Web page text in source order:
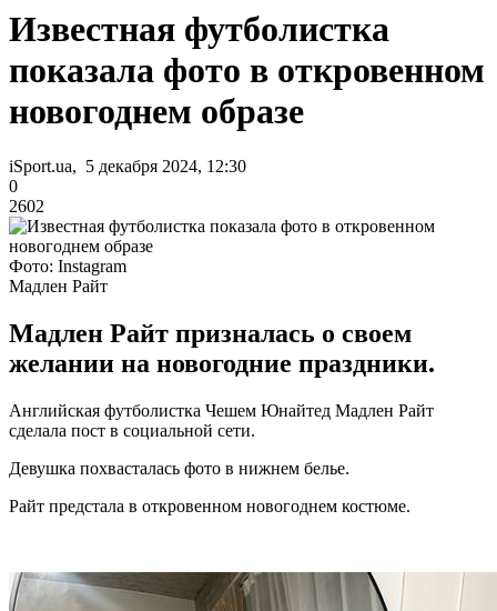
Известная футболистка
показала фото в откровенном
новогоднем образе
iSport.ua, 5 декабря 2024, 12:30
0
2602
Фото: Instagram
Мадлен Райт
Мадлен Райт призналась о своем
желании на новогодние праздники.
Английская футболистка Чешем Юнайтед Мадлен Райт
сделала пост в социальной сети.
Девушка похвасталась фото в нижнем белье.
Райт предстала в откровенном новогоднем костюме.